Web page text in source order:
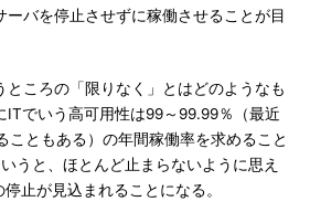
ーバを停止させずに稼働させることが目
ころの「限りなく」とはどのようなも
ITでいう高可用性は99～99.99％（最近
こともある）の年間稼働率を求めること
うと、ほとんど止まらないように思え
止が見込まれることになる。